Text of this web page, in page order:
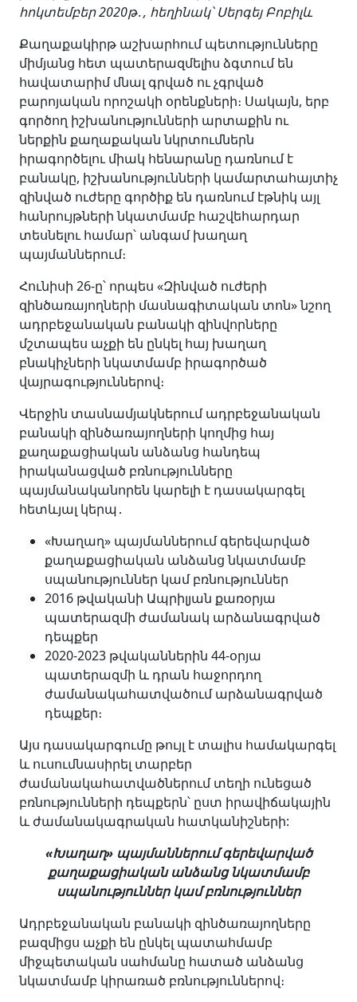
հոկտեմբեր2020թ․, հեղինակ՝ Սերգեյ Բոբիլև
Քաղաքակիրթ աշխարհում պետությունները
միմյանց հետ պատերազմելիս ձգտում են
հավատարիմ մնալ գրված ու չգրված
բարոյական որոշակի օրենքների։ Սակայն, երբ
գործող իշխանությունների արտաքին ու
ներքին քաղաքական նկրտումներն
իրագործելու միակ հենարանը դառնում է
բանակը, իշխանությունների կամարտահայտիչ
զինված ուժերը գործիք են դառնում էթնիկ այլ
հանրույթների նկատմամբ հաշվեհարդար
տեսնելու համար՝ անգամ խաղաղ
պայմաններում։
Հունիսի 26-ը՝ որպես «Զինված ուժերի
զինծառայողների մասնագիտական տոն» նշող
ադրբեջանական բանակի զինվորները
մշտապես աչքի են ընկել հայ խաղաղ
բնակիչների նկատմամբ իրագործած
վայրագություններով։
Վերջին տասնամյակներում ադրբեջանական
բանակի զինծառայողների կողմից հայ
քաղաքացիական անձանց հանդեպ
իրականացված բռնությունները
պայմանականորեն կարելի է դասակարգել
հետևյալ կերպ․
«Խաղաղ» պայմաններում գերեվարված
քաղաքացիական անձանց նկատմամբ
սպանություններ կամ բռնություններ
2016 թվականի Ապրիլյան քառօրյա
պատերազմի ժամանակ արձանագրված
դեպքեր
2020-2023 թվականներին 44-օրյա
պատերազմի և դրան հաջորդող
ժամանակահատվածում արձանագրված
դեպքեր։
Այս դասակարգումը թույլ է տալիս համակարգել
և ուսումնասիրել տարբեր
ժամանակահատվածներում տեղի ունեցած
բռնությունների դեպքերն՝ ըստ իրավիճակային
և ժամանակագրական հատկանիշների:
«Խաղաղ» պայմաններում գերեվարված
քաղաքացիական անձանց նկատմամբ
սպանություններ կամ բռնություններ
Ադրբեջանական բանակի զինծառայողները
բազմիցս աչքի են ընկել պատահմամբ
միջպետական սահմանը հատած անձանց
նկատմամբ կիրառած բռնություններով։